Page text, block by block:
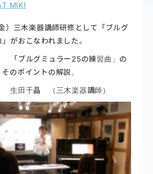
MIKI
）三木楽器講師研修として「ブルグ
がおこなわれました。
「ブルグミュラー25の練習曲」の
のポイントの解説。
生田千晶 （三木楽器講師）